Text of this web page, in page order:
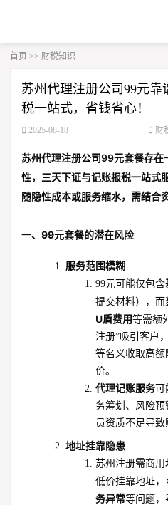
首页 >> 财税知识
苏州代理注册公司99元
税一站式，省钱省心！
2025-08-18 财
苏州代理注册公司99元套餐存在
性，三天下证与记账报税一站式
随隐性成本或服务缩水，需结合
一、99元套餐的潜在风险
服务范围模糊
99元可能仅包含
提交材料），而
U盾费用等需额
注册”吸引客户
等名义收取高
价。
代理记账服务可
务筹划、风险预
员资质不足导致
地址挂靠隐患
苏州注册需商
低价挂靠地址，
务异常等问题，